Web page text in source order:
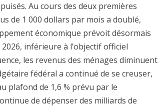
Au cours des deux premières
de 1 000 dollars par mois a doublé,
économique prévoit désormais
inférieure à l’objectif officiel
les revenus des ménages diminuent
fédéral a continué de se creuser,
plafond de 1,6 % prévu par le
de dépenser des milliards de